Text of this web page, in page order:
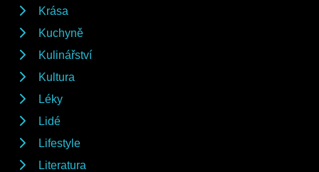
Krása
Kuchyně
Kulinářství
Kultura
Léky
Lidé
Lifestyle
Literatura